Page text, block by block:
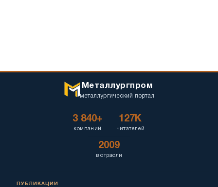
Металлургпром
металлургический портал
3 840+
компаний
127K
читателей
2009
в отрасли
ПУБЛИКАЦИИ